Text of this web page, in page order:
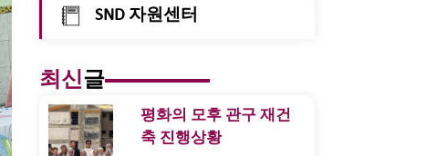
SND 자원센터
최신글
평화의 모후 관구 재건
축 진행상황